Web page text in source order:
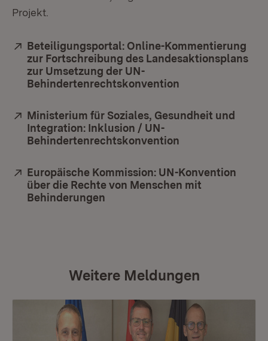
Projekt.
Extern:
Beteiligungsportal: Online-Kommentierung
zur Fortschreibung des Landesaktionsplans
zur Umsetzung der UN-
Behindertenrechtskonvention
Extern:
Ministerium für Soziales, Gesundheit und
Integration: Inklusion / UN-
Behindertenrechtskonvention
Extern:
Europäische Kommission: UN-Konvention
über die Rechte von Menschen mit
Behinderungen
Weitere Meldungen